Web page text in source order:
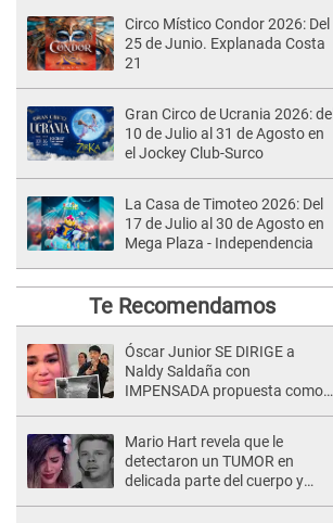
Circo Místico Condor 2026: Del
25 de Junio. Explanada Costa
21
Gran Circo de Ucrania 2026: del
10 de Julio al 31 de Agosto en
el Jockey Club-Surco
La Casa de Timoteo 2026: Del
17 de Julio al 30 de Agosto en
Mega Plaza - Independencia
Te Recomendamos
Óscar Junior SE DIRIGE a
Naldy Saldaña con
IMPENSADA propuesta como
Mario Hart revela que le
detectaron un TUMOR en
delicada parte del cuerpo y